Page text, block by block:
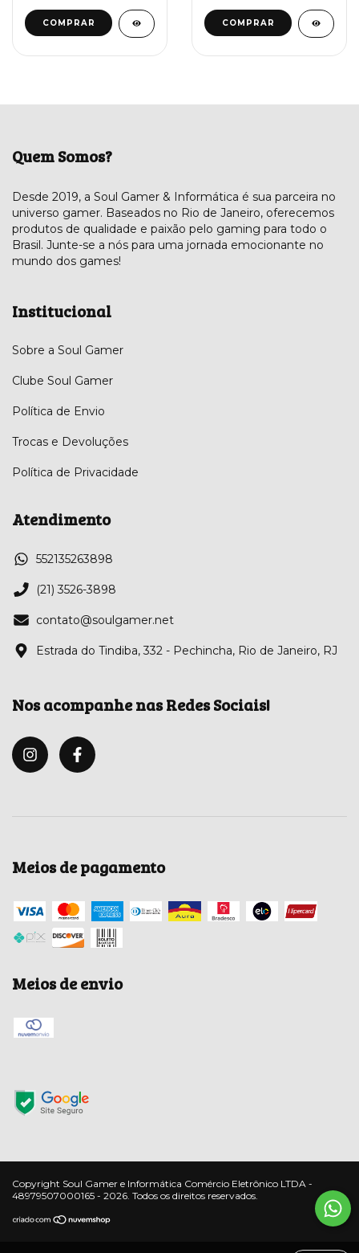
Quem Somos?
Desde 2019, a Soul Gamer & Informática é sua parceira no
universo gamer. Baseados no Rio de Janeiro, oferecemos
produtos de qualidade e paixão pelo gaming para todo o
Brasil. Junte-se a nós para uma jornada emocionante no
mundo dos games!
Institucional
Sobre a Soul Gamer
Clube Soul Gamer
Política de Envio
Trocas e Devoluções
Política de Privacidade
Atendimento
552135263898
(21) 3526-3898
contato@soulgamer.net
Estrada do Tindiba, 332 - Pechincha, Rio de Janeiro, RJ
Nos acompanhe nas Redes Sociais!
Meios de pagamento
Meios de envio
Copyright Soul Gamer e Informática Comércio Eletrônico LTDA -
48979507000165 - 2026. Todos os direitos reservados.